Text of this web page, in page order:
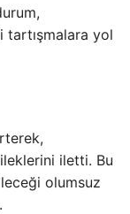
tartışmalara yol
iletti. Bu
olumsuz